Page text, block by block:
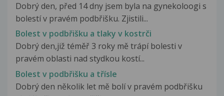
Dobrý den, před 14 dny jsem byla na gynekoloogi s
bolestí v pravém podbřišku. Zjistili...
Bolest v podbřišku a tlaky v kostrči
Dobrý den,již téměř 3 roky mě trápí bolesti v
pravém oblasti nad stydkou kostí...
Bolest v podbřišku a třísle
Dobrý den několik let mě bolí v pravém podbřišku